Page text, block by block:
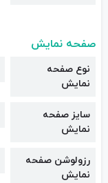
صفحه نمایش
نوع صفحه
نمایش
سایز صفحه
نمایش
رزولوشن صفحه
نمایش